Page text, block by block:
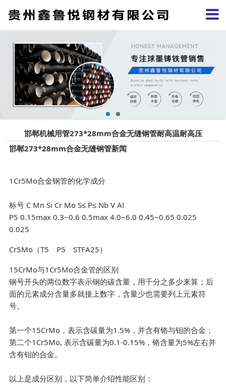
邯郸机械用管273*28mm合金无缝钢管耐高温耐高压
邯郸273*28mm合金无缝钢管新闻
1Cr5Mo合金钢管的化学成分
标号 C Mn Si Cr Mo S≤ P≤ Nb V Al
P5 0.15max 0.3~0.6 0.5max 4.0~6.0 0.45~0.65 0.025
0.025
Cr5Mo（T5 P5 STFA25）
15CrMo与1Cr5Mo合金管的区别
钢号开头的两位数字表示钢的碳含量，用千分之多少来算；后
面的元素成分含量多就接上数字，含量少也需要列上元素符
号。
第一个15CrMo，表示含碳量为1.5%，并含有铬与钼的合金；
第二个1Cr5Mo, 表示含碳量为0.1-0.15%，铬含量为5%左右并
含有钼的合金。
以上是成分区别，以下简单介绍性能区别：